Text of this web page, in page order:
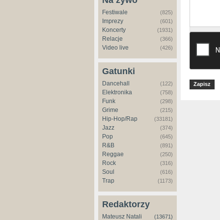
Festiwale (825)
Imprezy (601)
Koncerty (1931)
Relacje (366)
Video live (426)
Gatunki
Dancehall (122)
Elektronika (758)
Funk (298)
Grime (215)
Hip-Hop/Rap (33181)
Jazz (374)
Pop (645)
R&B (891)
Reggae (250)
Rock (316)
Soul (616)
Trap (1173)
Redaktorzy
Mateusz Natali (13671)